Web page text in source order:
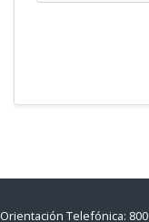
Orientación Telefónica: